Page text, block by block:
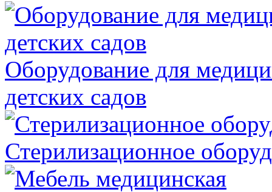
Оборудование для
детских садов
Стерилизационное